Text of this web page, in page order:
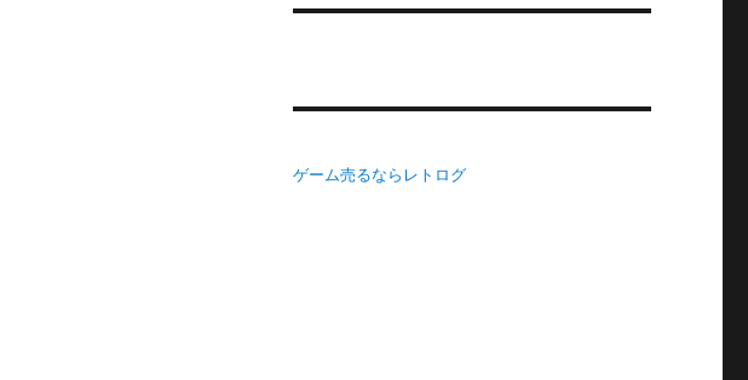
ゲーム売るならレトログ